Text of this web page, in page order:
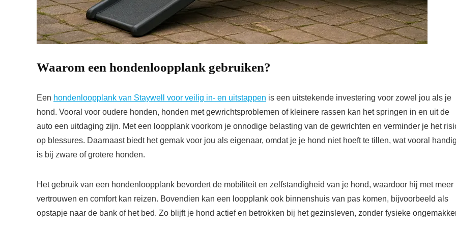
Waarom een hondenloopplank gebruiken?
Een hondenloopplank van Staywell voor veilig in- en uitstappen is een uitstekende investering voor zowel jou als je
hond. Vooral voor oudere honden, honden met gewrichtsproblemen of kleinere rassen kan het springen in en uit de
auto een uitdaging zijn. Met een loopplank voorkom je onnodige belasting van de gewrichten en verminder je het
op blessures. Daarnaast biedt het gemak voor jou als eigenaar, omdat je je hond niet hoeft te tillen, wat vooral
is bij zware of grotere honden.
Het gebruik van een hondenloopplank bevordert de mobiliteit en zelfstandigheid van je hond, waardoor hij met meer
vertrouwen en comfort kan reizen. Bovendien kan een loopplank ook binnenshuis van pas komen, bijvoorbeeld als
opstapje naar de bank of het bed. Zo blijft je hond actief en betrokken bij het gezinsleven, zonder fysieke